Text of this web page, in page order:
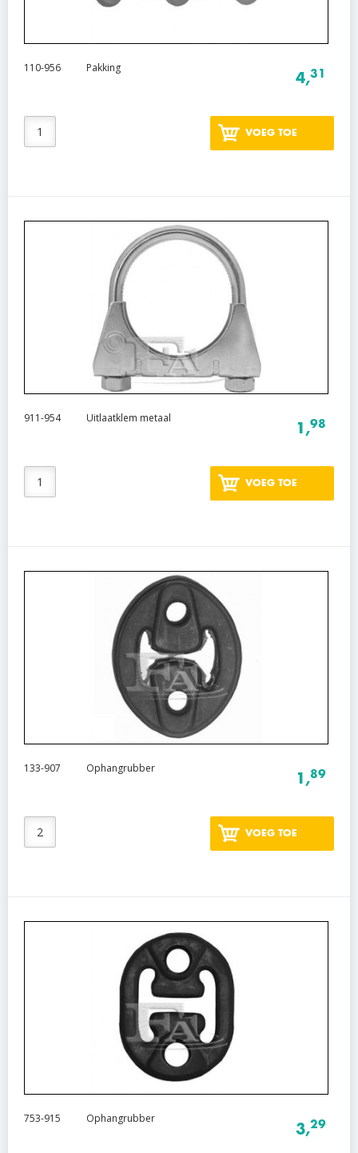
110-956 Pakking
4,31
VOEG TOE
911-954 Uitlaatklem metaal
1,98
VOEG TOE
133-907 Ophangrubber
1,89
VOEG TOE
753-915 Ophangrubber
3,29